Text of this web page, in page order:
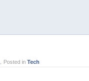
，Posted inTech